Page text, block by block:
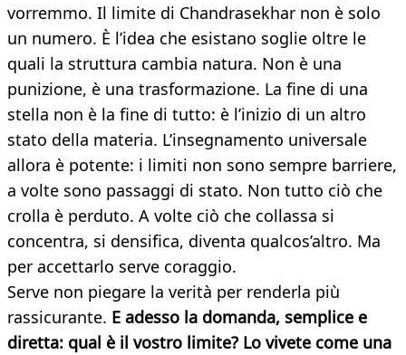
vorremmo. Il limite di Chandrasekhar non è solo
un numero. È l’idea che esistano soglie oltre le
quali la struttura cambia natura. Non è una
punizione, è una trasformazione. La fine di una
stella non è la fine di tutto: è l’inizio di un altro
stato della materia. L’insegnamento universale
allora è potente: i limiti non sono sempre barriere,
a volte sono passaggi di stato. Non tutto ciò che
crolla è perduto. A volte ciò che collassa si
concentra, si densifica, diventa qualcos’altro. Ma
per accettarlo serve coraggio.
Serve non piegare la verità per renderla più
rassicurante. E adesso la domanda, semplice e
diretta: qual è il vostro limite? Lo vivete come una